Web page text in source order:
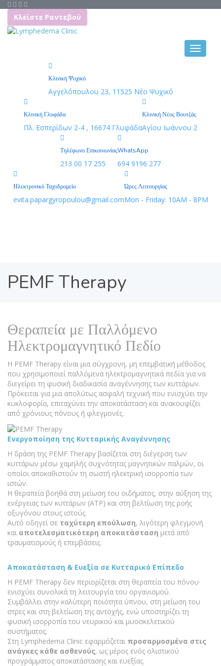
Κλείστε Ραντεβού
Κλινική Ψυχικό
Αγγελόπουλου 23, 11525 Νέο Ψυχικό
Κλινική Γλυφάδα
Πλ. Εσπερίδων 2-4 , 16674 Γλυφάδα
Κλινική Νέος Βουτζάς
Αγίου Ιωάννου 2
Τηλέφωνο Επικοινωνίας
213 00 17 255
WhatsApp
694 9196 277
Ηλεκτρονικό Ταχυδρομείο
evita.papargyropoulou@gmail.com
Ώρες Λειτουργίας
Mon - Friday: 10AM - 8PM
PEMF Therapy
Θεραπεία με Παλλόμενο
Ηλεκτρομαγνητικό Πεδίο
Η PEMF Therapy είναι μια σύγχρονη, μη επεμβατική μέθοδος
που χρησιμοποιεί παλλόμενα ηλεκτρομαγνητικά πεδία για να
διεγείρει τη φυσική διαδικασία αναγέννησης των κυττάρων.
Πρόκειται για μια απολύτως ασφαλή τεχνική που ενισχύει την
κυκλοφορία, επιταχύνει την αποκατάσταση και ανακουφίζει
από χρόνιους πόνους ή φλεγμονές.
Ενεργοποίηση της Κυτταρικής Αναγέννησης
Η δράση της PEMF Therapy βασίζεται στη διέγερση των
κυττάρων μέσω χαμηλής συχνότητας μαγνητικών παλμών, οι
οποίοι αποκαθιστούν τη σωστή ηλεκτρική ισορροπία των
ιστών.
Η θεραπεία βοηθά στη μείωση του οιδήματος, στην αύξηση της
ενέργειας των κυττάρων (ATP) και στη βελτίωση της ροής
οξυγόνου στους ιστούς.
Αυτό οδηγεί σε ταχύτερη επούλωση, λιγότερη φλεγμονή
και αποτελεσματικότερη αποκατάσταση μετά από
τραυματισμούς ή επεμβάσεις.
Αποκατάσταση & Ευεξία σε Κυτταρικό Επίπεδο
Η PEMF Therapy δεν περιορίζεται στη θεραπεία του πόνου·
ενισχύει συνολικά τη λειτουργία του οργανισμού.
Συμβάλλει στην καλύτερη ποιότητα ύπνου, στη μείωση του
στρες και στη βελτίωση της αντοχής, ενώ υποστηρίζει τη
φυσική ισορροπία του νευρικού και μυοσκελετικού
συστήματος.
Στη Lymphedema Clinic εφαρμόζεται προσαρμοσμένα στις
ανάγκες κάθε ασθενούς, ως μέρος ενός ολιστικού
προγράμματος αποκατάστασης και ευεξίας.